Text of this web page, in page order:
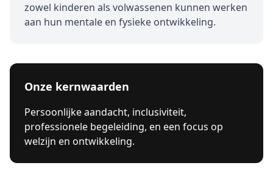
zowel kinderen als volwassenen kunnen werken
aan hun mentale en fysieke ontwikkeling.
Onze kernwaarden
Persoonlijke aandacht, inclusiviteit,
professionele begeleiding, en een focus op
welzijn en ontwikkeling.